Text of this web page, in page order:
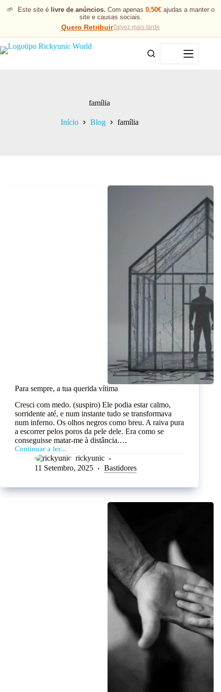
🌱 Este site é livre de anúncios. Com apenas 0,50€ajudas a manter o
site e causas sociais.
Quero RetribuirTalvez mais tarde
Menu
família
Início Blog família
Para sempre, a tua querida vítima
Cresci com medo. (suspiro) Ele podia estar calmo,
sorridente até, e num instante tudo se transformava
num inferno. Os olhos negros como breu. A raiva pura
a escorrer pelos poros da pele dele. Era como se
conseguisse matar-me à distância.…
Continuar a ler...
rickyunic
11 Setembro, 2025
Bastidores